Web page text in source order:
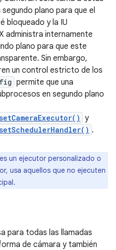
plano para que el
bloqueado y la IU
administra internamente
plano para que este
Sin embargo,
un control estricto de los
permite que una
en segundo plano
y
.
un ejecutor personalizado o
usa aquellos que no ejecuten
para todas las llamadas
de cámara y también